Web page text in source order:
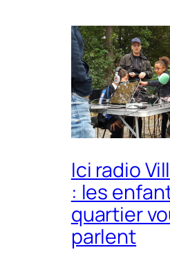
Ici radio
: les
quartier
parlent